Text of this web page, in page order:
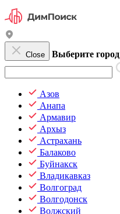
Close Выберите город
Азов
Анапа
Армавир
Архыз
Астрахань
Балаково
Буйнакск
Владикавказ
Волгоград
Волгодонск
Волжский